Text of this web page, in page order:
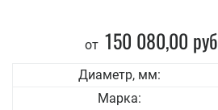
от 150 080,00 руб
Диаметр, мм:
Марка: